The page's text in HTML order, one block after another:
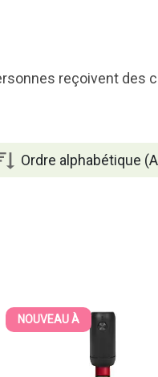
reçoivent des
Ordre alphabétique
NOUVEAU À